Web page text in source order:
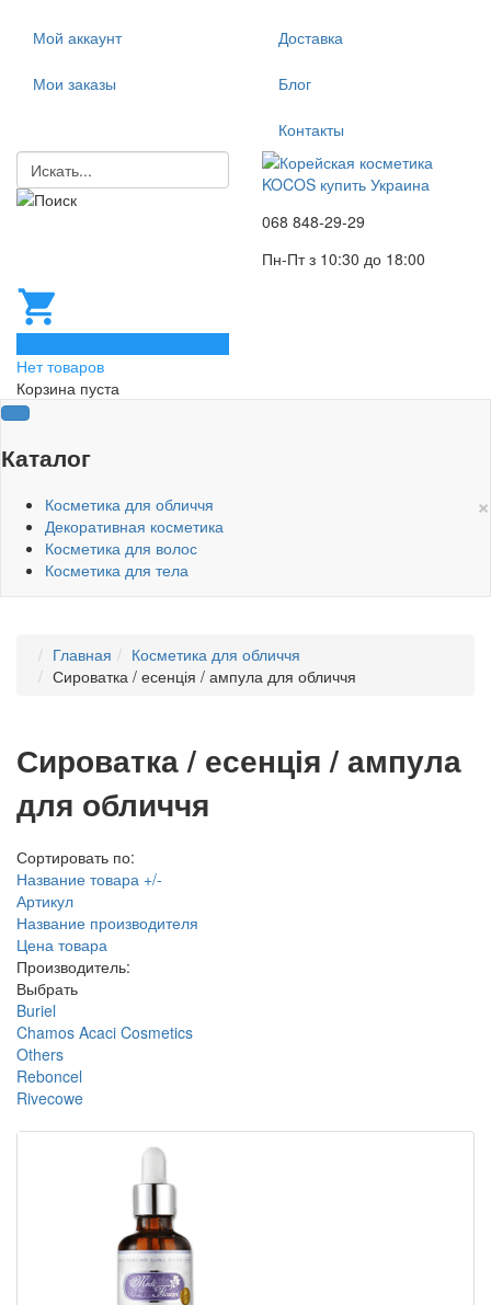
Мой аккаунт
Мои заказы
Доставка
Блог
Контакты
068 848-29-29
Пн-Пт з 10:30 до 18:00
Нет товаров
Корзина пуста
Каталог
×
Косметика для обличчя
Декоративная косметика
Косметика для волос
Косметика для тела
Главная
Косметика для обличчя
Сироватка / есенція / ампула для обличчя
Сироватка / есенція / ампула
для обличчя
Сортировать по:
Название товара +/-
Артикул
Название производителя
Цена товара
Производитель:
Выбрать
Buriel
Chamos Acaci Cosmetics
Others
Reboncel
Rivecowe